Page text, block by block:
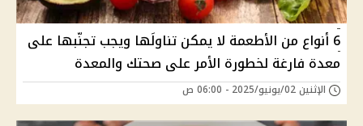
6 أنواع من الأطعمة لا يمكن تناولَها ويجب تجنّبها على
معدة فارغة لخطورة الأمر على صحتك والمعدة
الإثنين 02/يونيو/2025 - 06:00 ص